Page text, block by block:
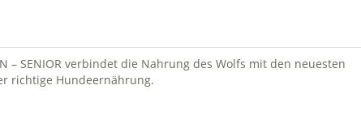
– SENIOR verbindet die Nahrung des Wolfs mit den neuesten
richtige Hundeernährung.